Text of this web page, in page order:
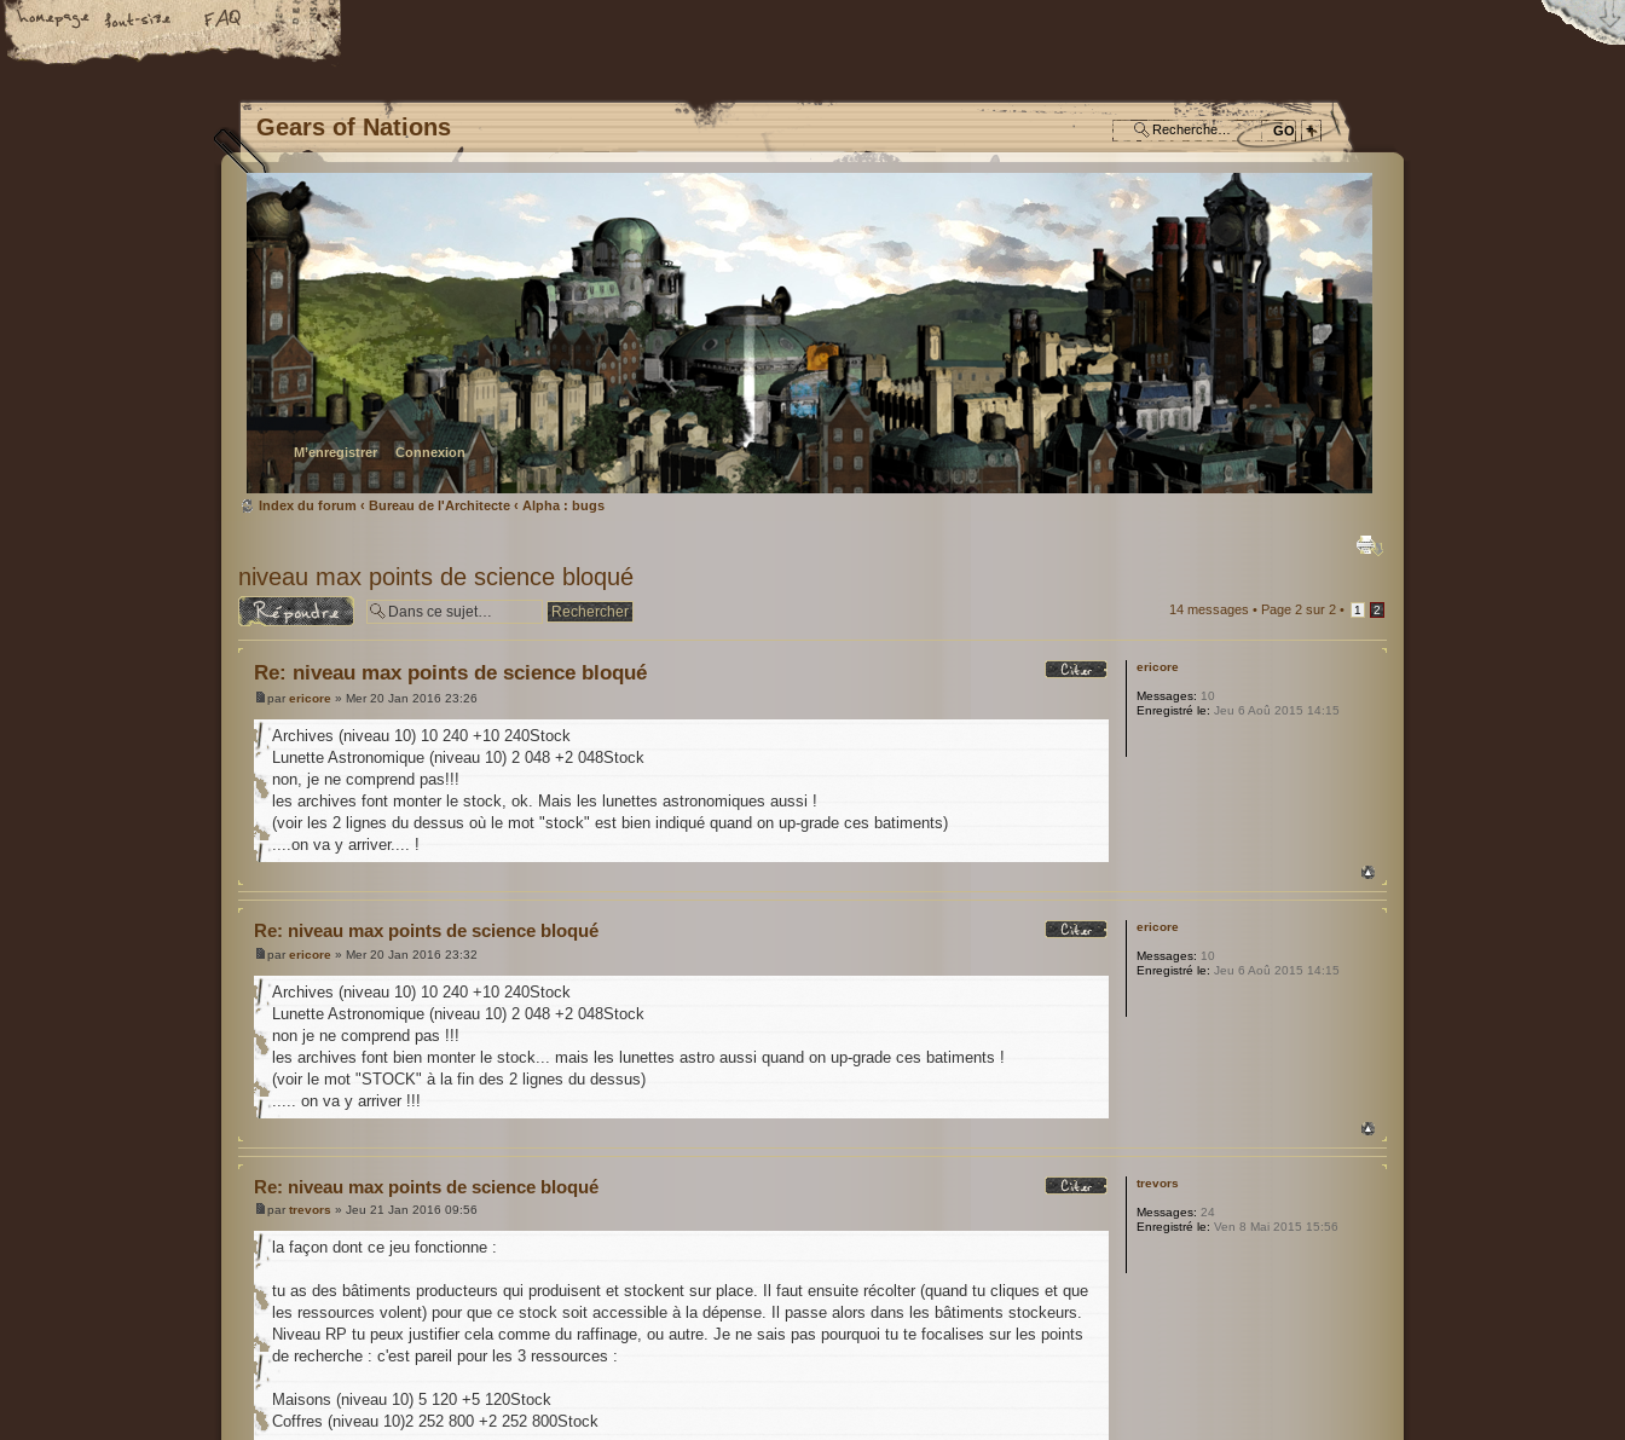
Gears of Nations
M’enregistrer Connexion
Index du forum ‹ Bureau de l'Architecte ‹ Alpha : bugs
niveau max points de science bloqué
Répondre 14 messages • Page 2 sur 2 • 1 2
Re: niveau max points de science bloqué
par ericore » Mer 20 Jan 2016 23:26
Archives (niveau 10) 10 240 +10 240Stock
Lunette Astronomique (niveau 10) 2 048 +2 048Stock
non, je ne comprend pas!!!
les archives font monter le stock, ok. Mais les lunettes astronomiques aussi !
(voir les 2 lignes du dessus où le mot "stock" est bien indiqué quand on up-grade ces batiments)
....on va y arriver.... !
ericore
Messages: 10
Enregistré le: Jeu 6 Aoû 2015 14:15
Re: niveau max points de science bloqué
par ericore » Mer 20 Jan 2016 23:32
Archives (niveau 10) 10 240 +10 240Stock
Lunette Astronomique (niveau 10) 2 048 +2 048Stock
non je ne comprend pas !!!
les archives font bien monter le stock... mais les lunettes astro aussi quand on up-grade ces batiments !
(voir le mot "STOCK" à la fin des 2 lignes du dessus)
..... on va y arriver !!!
ericore
Messages: 10
Enregistré le: Jeu 6 Aoû 2015 14:15
Re: niveau max points de science bloqué
par trevors » Jeu 21 Jan 2016 09:56
la façon dont ce jeu fonctionne :
tu as des bâtiments producteurs qui produisent et stockent sur place. Il faut ensuite récolter (quand tu cliques et que
les ressources volent) pour que ce stock soit accessible à la dépense. Il passe alors dans les bâtiments stockeurs.
Niveau RP tu peux justifier cela comme du raffinage, ou autre. Je ne sais pas pourquoi tu te focalises sur les points
de recherche : c'est pareil pour les 3 ressources :
Maisons (niveau 10) 5 120 +5 120Stock
Coffres (niveau 10)2 252 800 +2 252 800Stock
trevors
Messages: 24
Enregistré le: Ven 8 Mai 2015 15:56